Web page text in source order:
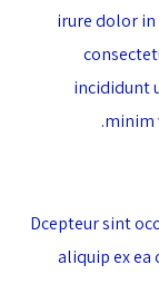
irure dolor
incididunt
minim
Dcepteur sint
aliquip ex